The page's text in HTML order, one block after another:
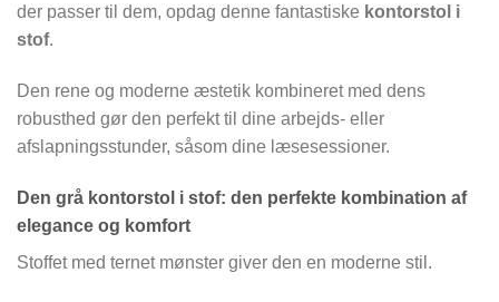
der passer til dem, opdag denne fantastiske kontorstol i
stof.
Den rene og moderne æstetik kombineret med dens
robusthed gør den perfekt til dine arbejds- eller
afslapningsstunder, såsom dine læsesessioner.
Den grå kontorstol i stof: den perfekte kombination af
elegance og komfort
Stoffet med ternet mønster giver den en moderne stil.